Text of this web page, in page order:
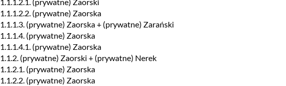
1.1.1.2.1. (prywatne) Zaorski
1.1.1.2.2. (prywatne) Zaorska
1.1.1.3. (prywatne) Zaorska + (prywatne) Zarański
1.1.1.4. (prywatne) Zaorska
1.1.1.4.1. (prywatne) Zaorska
1.1.2. (prywatne) Zaorski + (prywatne) Nerek
1.1.2.1. (prywatne) Zaorska
1.1.2.2. (prywatne) Zaorska